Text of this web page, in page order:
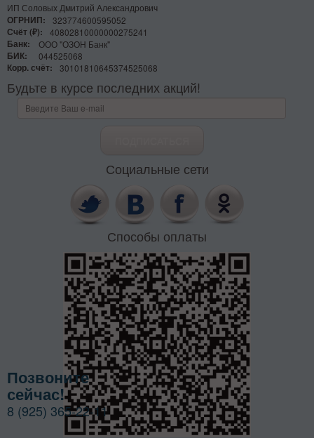
ИП Соловых Дмитрий Александрович
ОГРНИП:
323774600595052
Счёт (₽):
40802810000000275241
Банк:
ООО "ОЗОН Банк"
БИК:
044525068
Корр. счёт:
30101810645374525068
Будьте в курсе последних акций!
Социальные сети
Способы оплаты
Позвоните
сейчас!
8 (925) 365-22-11